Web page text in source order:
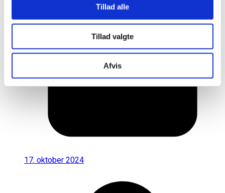
Tillad alle
Tillad valgte
Afvis
17. oktober 2024